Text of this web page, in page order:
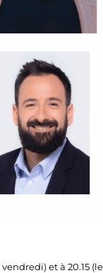
et à 20.15 (le